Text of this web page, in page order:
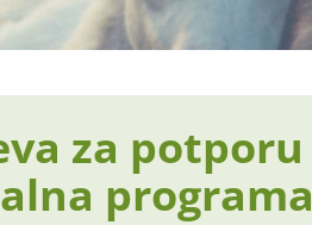
za potporu
programa